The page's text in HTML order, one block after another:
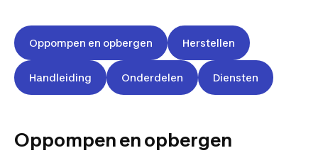
Oppompen en opbergen Herstellen
Handleiding Onderdelen Diensten
Oppompen en opbergen